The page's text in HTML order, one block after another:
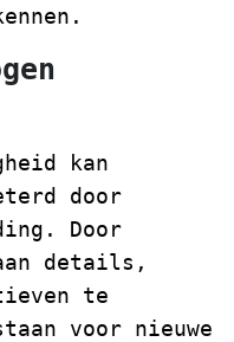
kan
door
Door
details,
te
voor nieuwe